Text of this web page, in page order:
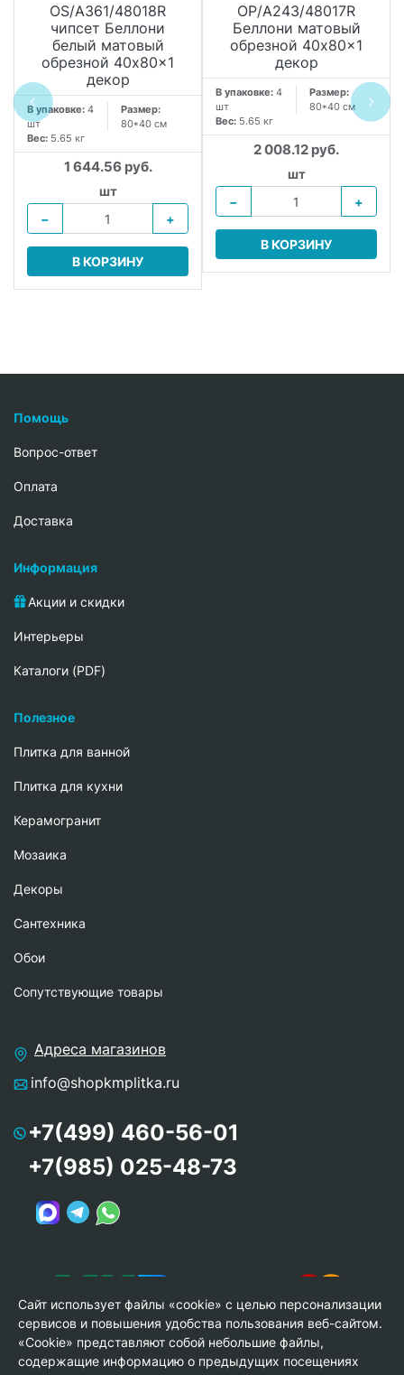
OS/A361/48018R
чипсет Беллони
белый матовый
обрезной 40x80x1
декор
В упаковке: 4
шт
Размер:
80*40 см
Вес: 5.65 кг
1 644.56 руб.
шт
−
+
В КОРЗИНУ
OP/A243/48017R
Беллони матовый
обрезной 40x80x1
декор
В упаковке: 4
шт
Размер:
80*40 см
Вес: 5.65 кг
2 008.12 руб.
шт
−
+
В КОРЗИНУ
Помощь
Вопрос-ответ
Oплата
Доставка
Информация
Акции и скидки
Интерьеры
Каталоги (PDF)
Полезное
Плитка для ванной
Плитка для кухни
Керамогранит
Мозаика
Декоры
Сантехника
Обои
Сопутствующие товары
Адреса магазинов
info@shopkmplitka.ru
+7(499) 460-56-01
+7(985) 025-48-73
Сайт использует файлы «cookie» с целью персонализации
сервисов и повышения удобства пользования веб-сайтом.
«Cookie» представляют собой небольшие файлы,
содержащие информацию о предыдущих посещениях